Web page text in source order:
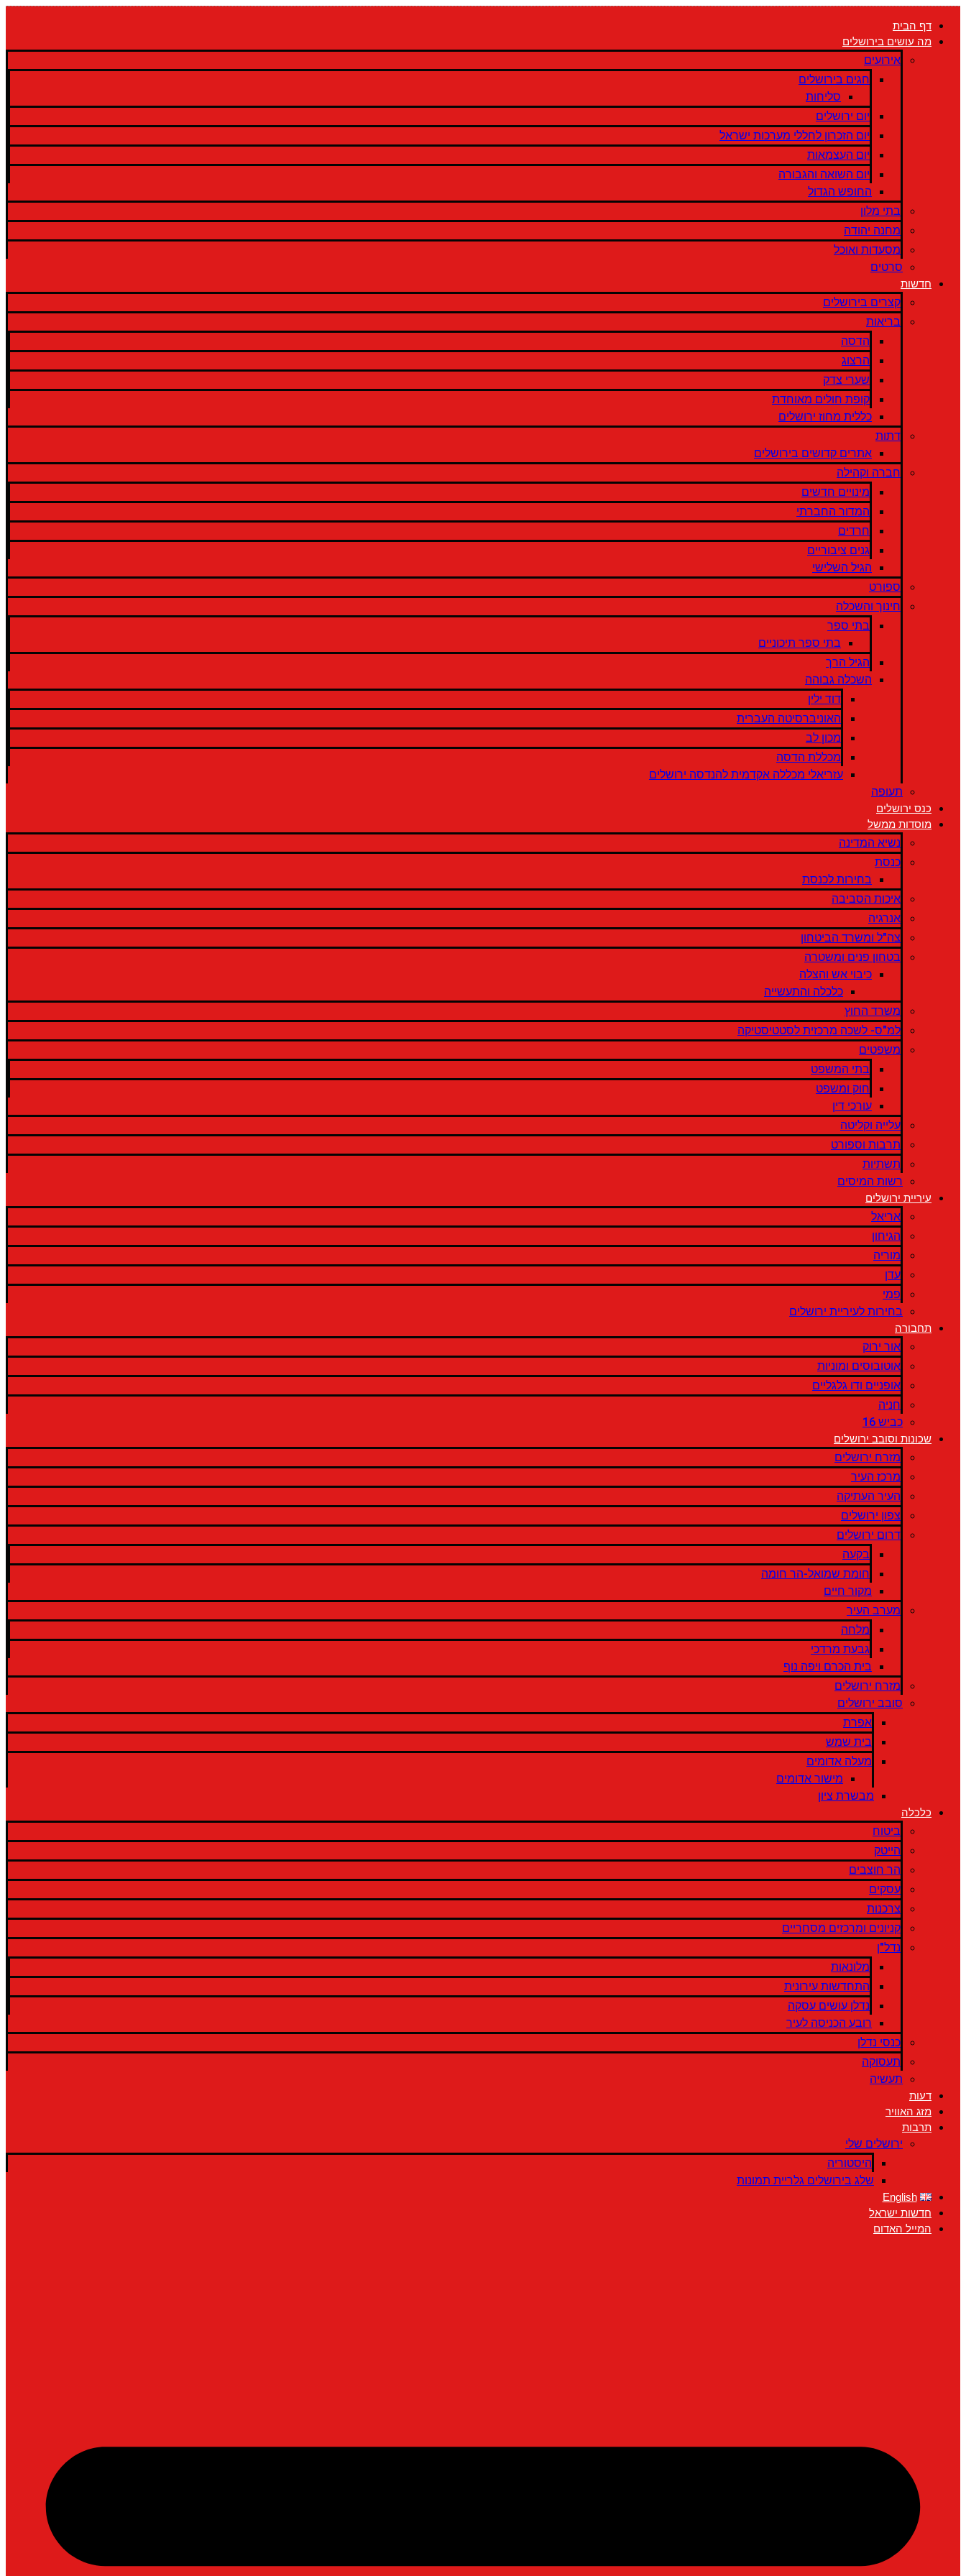
לתוכן
דף הבית
מה עושים בירושלים
אירועים
חגים בירושלים
סליחות
יום ירושלים
יום הזכרון לחללי מערכות ישראל
יום העצמאות
יום השואה והגבורה
החופש הגדול
בתי מלון
מחנה יהודה
מסעדות ואוכל
סרטים
חדשות
קצרים בירושלים
בריאות
הדסה
הרצוג
שערי צדק
קופת חולים מאוחדת
כללית מחוז ירושלים
דתות
אתרים קדושים בירושלים
חברה וקהילה
מינויים חדשים
המדור החברתי
חרדים
גנים ציבוריים
הגיל השלישי
ספורט
חינוך והשכלה
בתי ספר
בתי ספר תיכוניים
הגיל הרך
השכלה גבוהה
דוד ילין
האוניברסיטה העברית
מכון לב
מכללת הדסה
עזריאלי מכללה אקדמית להנדסה ירושלים
תעופה
כנס ירושלים
מוסדות ממשל
נשיא המדינה
כנסת
בחירות לכנסת
איכות הסביבה
אנרגיה
צה"ל ומשרד הביטחון
בטחון פנים ומשטרה
כיבוי אש והצלה
כלכלה והתעשייה
משרד החוץ
למ"ס- לשכה מרכזית לסטטיסטיקה
משפטים
בתי המשפט
חוק ומשפט
עורכי דין
עלייה וקליטה
תרבות וספורט
תשתיות
רשות המיסים
עיריית ירושלים
אריאל
הגיחון
מוריה
עדן
פמי
בחירות לעיריית ירושלים
תחבורה
אור ירוק
אוטובוסים ומוניות
אופניים ודו גלגליים
חניה
כביש 16
שכונות וסובב ירושלים
מזרח ירושלים
מרכז העיר
העיר העתיקה
צפון ירושלים
דרום ירושלים
בקעה
חומת שמואל-הר חומה
מקור חיים
מערב העיר
מלחה
גבעת מרדכי
בית הכרם ויפה נוף
מזרח ירושלים
סובב ירושלים
אפרת
בית שמש
מעלה אדומים
מישור אדומים
מבשרת ציון
כלכלה
ביטוח
הייטק
הר חוצבים
עסקים
צרכנות
קניונים ומרכזים מסחריים
נדל"ן
מלונאות
התחדשות עירונית
נדלן עושים עסקה
רובע הכניסה לעיר
כנסי נדלן
תעסוקה
תעשיה
דעות
מזג האוויר
תרבות
ירושלים שלי
היסטוריה
שלג בירושלים גלריית תמונות
English
חדשות ישראל
המייל האדום